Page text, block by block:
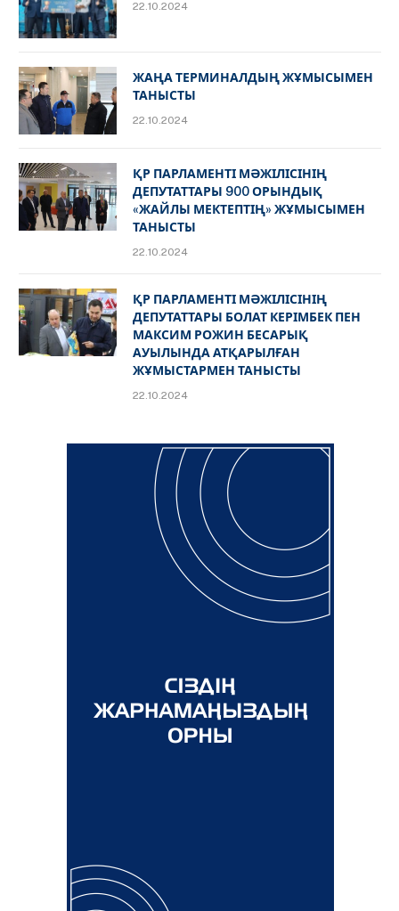
22.10.2024
ЖАҢА ТЕРМИНАЛДЫҢ ЖҰМЫСЫМЕН
ТАНЫСТЫ
22.10.2024
ҚР ПАРЛАМЕНТІ МӘЖІЛІСІНІҢ
ДЕПУТАТТАРЫ 900 ОРЫНДЫҚ
«ЖАЙЛЫ МЕКТЕПТІҢ» ЖҰМЫСЫМЕН
ТАНЫСТЫ
22.10.2024
ҚР ПАРЛАМЕНТІ МӘЖІЛІСІНІҢ
ДЕПУТАТТАРЫ БОЛАТ КЕРІМБЕК ПЕН
МАКСИМ РОЖИН БЕСАРЫҚ
АУЫЛЫНДА АТҚАРЫЛҒАН
ЖҰМЫСТАРМЕН ТАНЫСТЫ
22.10.2024